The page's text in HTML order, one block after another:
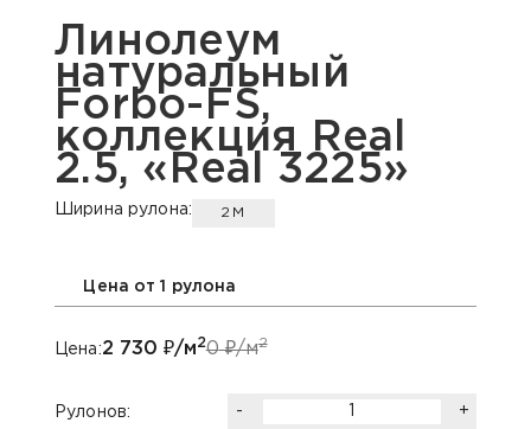
Линолеум
натуральный
Forbo-FS,
коллекция Real
2.5, «Real 3225»
Ширина рулона: 2М
Цена от 1 рулона
Цена:2 730 ₽/м20₽/м2
Рулонов: - +